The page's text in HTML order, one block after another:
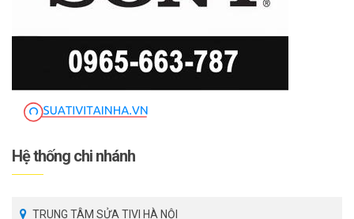
Hệ thống chi nhánh
TRUNG TÂM SỬA TIVI HÀ NỘI